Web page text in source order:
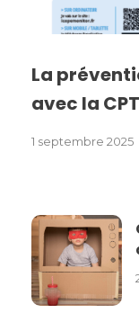
La
avec la
1 septembre 2025